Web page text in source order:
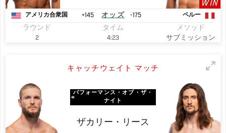
WIN
アメリカ合衆国 +145 オッズ -175 ペルー
ラウンド
2
タイム
4:23
メソッド
サブミッション
キャッチウェイト マッチ
パフォーマンス・オブ・ザ・
ナイト
ザカリー・リース